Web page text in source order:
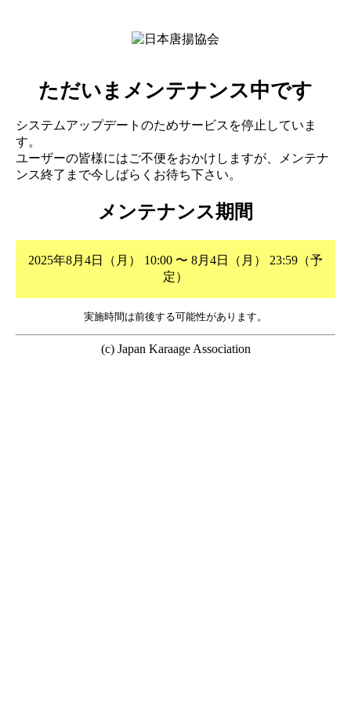
ただいまメンテナンス中です
システムアップデートのためサービスを停止していま
す。
ユーザーの皆様にはご不便をおかけしますが、メンテナ
ンス終了まで今しばらくお待ち下さい。
メンテナンス期間
2025年8月4日（月） 10:00 〜 8月4日（月） 23:59（予
定）
実施時間は前後する可能性があります。
(c) Japan Karaage Association